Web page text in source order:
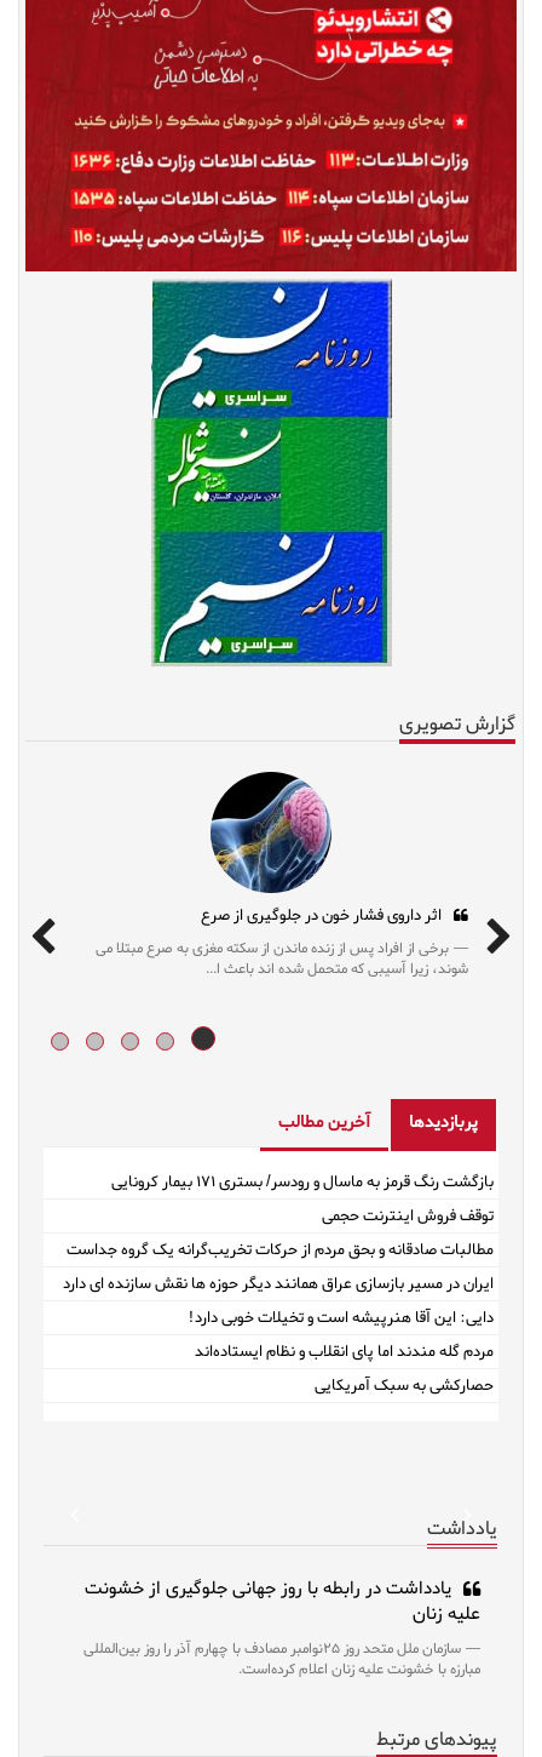
گزارش تصویری
اثر داروی فشار خون در جلوگیری از صرع
برخی از افراد پس از زنده ماندن از سکته
شوند، زیرا آسیبی که متحمل شده اند باعث ا...
مُد روز
می دهد رژیم‌های محدودکننده که
طولانی‌مدت کمک...
پربازدیدها آخرین مطالب
بازگشت رنگ قرمز به ماسال و رودسر/ بستری ۱۷۱ بیمار کرونایی
توقف فروش اینترنت حجمی
مطالبات صادقانه و بحق مردم از حرکات تخریب‌گرانه یک گروه جداست
ایران در مسیر بازسازی عراق همانند دیگر حوزه ها نقش سازنده ای دارد
دایی: این آقا هنرپیشه است و تخیلات خوبی دارد!
مردم گله مندند اما پای انقلاب و نظام ایستاده‌اند
حصارکشی به سبک آمریکایی
Next
یادداشت
یادداشت در رابطه با روز جهانی جلوگیری از خشونت
علیه زنان
سازمان ملل متحد روز ۲۵نوامبر مصادف با چهارم آذر را روز بین‌المللی
مبارزه با خشونت علیه زنان اعلام کرده‌است.
پیوندهای مرتبط